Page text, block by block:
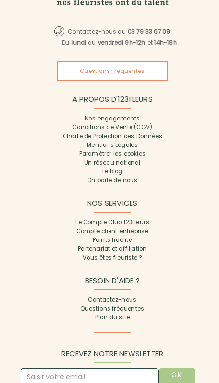
Contactez-nous au 03 79 33 67 09
Du lundi au vendredi 9h-12h et14h-18h
Questions Fréquentes
A PROPOS D'123FLEURS
Nos engagements
Conditions de Vente (CGV)
Charte de Protection des Données
Mentions Légales
Paramétrer les cookies
Un réseau national
Le blog
On parle de nous
NOS SERVICES
Le Compte Club 123fleurs
Compte client entreprise
Points fidélité
Partenariat et affiliation
Vous êtes fleuriste ?
BESOIN D'AIDE ?
Contactez-nous
Questions fréquentes
Plan du site
RECEVEZ NOTRE NEWSLETTER
OK